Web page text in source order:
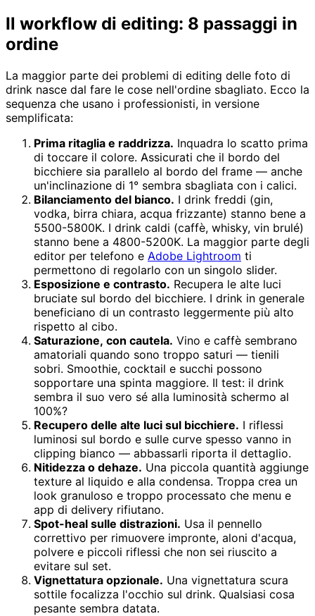
Il workflow di editing: 8 passaggi in
ordine
La maggior parte dei problemi di editing delle foto di
drink nasce dal fare le cose nell'ordine sbagliato. Ecco la
sequenza che usano i professionisti, in versione
semplificata:
Prima ritaglia e raddrizza. Inquadra lo scatto prima
di toccare il colore. Assicurati che il bordo del
bicchiere sia parallelo al bordo del frame — anche
un'inclinazione di 1° sembra sbagliata con i calici.
Bilanciamento del bianco. I drink freddi (gin,
vodka, birra chiara, acqua frizzante) stanno bene a
5500-5800K. I drink caldi (caffè, whisky, vin brulé)
stanno bene a 4800-5200K. La maggior parte degli
editor per telefono e Adobe Lightroom ti
permettono di regolarlo con un singolo slider.
Esposizione e contrasto. Recupera le alte luci
bruciate sul bordo del bicchiere. I drink in generale
beneficiano di un contrasto leggermente più alto
rispetto al cibo.
Saturazione, con cautela. Vino e caffè sembrano
amatoriali quando sono troppo saturi — tienili
sobri. Smoothie, cocktail e succhi possono
sopportare una spinta maggiore. Il test: il drink
sembra il suo vero sé alla luminosità schermo al
100%?
Recupero delle alte luci sul bicchiere. I riflessi
luminosi sul bordo e sulle curve spesso vanno in
clipping bianco — abbassarli riporta il dettaglio.
Nitidezza o dehaze. Una piccola quantità aggiunge
texture al liquido e alla condensa. Troppa crea un
look granuloso e troppo processato che menu e
app di delivery rifiutano.
Spot-heal sulle distrazioni. Usa il pennello
correttivo per rimuovere impronte, aloni d'acqua,
polvere e piccoli riflessi che non sei riuscito a
evitare sul set.
Vignettatura opzionale. Una vignettatura scura
sottile focalizza l'occhio sul drink. Qualsiasi cosa
pesante sembra datata.